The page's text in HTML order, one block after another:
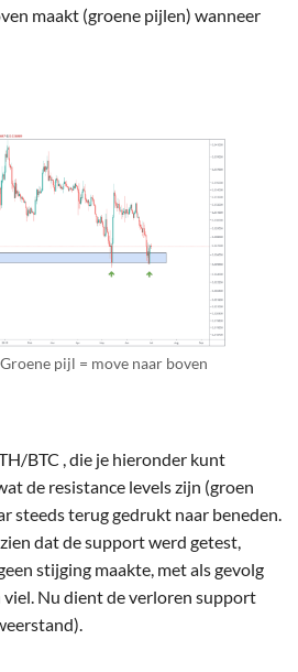
maakt (groene pijlen) wanneer
pijl = move naar boven
BTC , die je hieronder kunt
de resistance levels zijn (groen
steeds terug gedrukt naar beneden.
dat de support werd getest,
stijging maakte, met als gevolg
Nu dient de verloren support